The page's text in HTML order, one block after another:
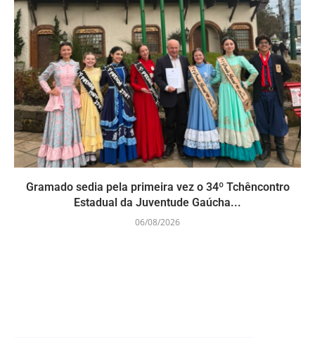
Gramado sedia pela primeira vez o 34º Tchêncontro
Estadual da Juventude Gaúcha...
06/08/2026